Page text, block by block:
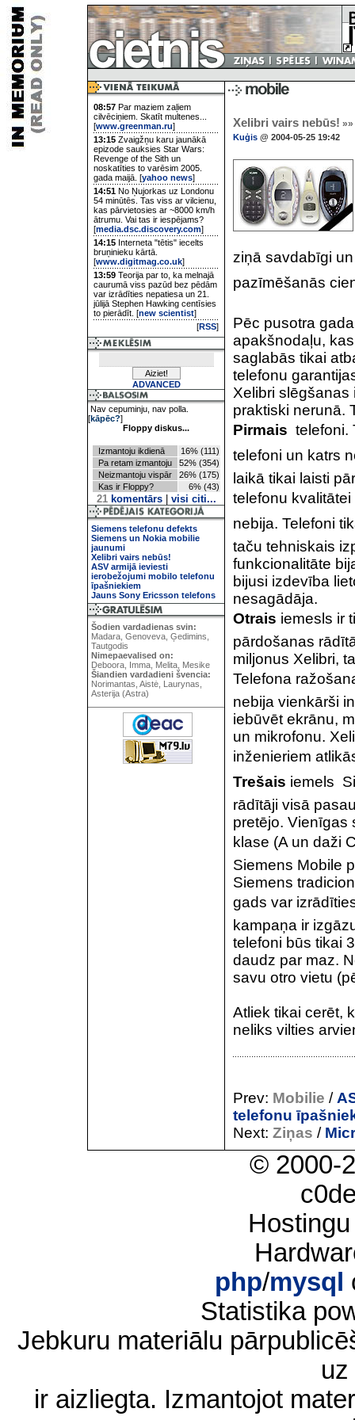
08:57 Par maziem zaļiem
cilvēciņiem. Skatīt multenes...
[www.greenman.ru]
13:15 Zvaigžņu karu jaunākā
epizode sauksies Star Wars:
Revenge of the Sith un
noskatīties to varēsim 2005.
gada maijā. [yahoo news]
14:51 No Ņujorkas uz Londonu
54 minūtēs. Tas viss ar vilcienu,
kas pārvietosies ar ~8000 km/h
ātrumu. Vai tas ir iespējams?
[media.dsc.discovery.com]
14:15 Interneta "tētis" iecelts
bruņinieku kārtā.
[www.digitmag.co.uk]
13:59 Teorija par to, ka melnajā
caurumā viss pazūd bez pēdām
var izrādīties nepatiesa un 21.
jūlijā Stephen Hawking centīsies
to pierādīt. [new scientist]
[RSS]
ADVANCED
Nav cepuminju, nav polla.
[kāpēc?]
Floppy diskus...
Izmantoju ikdienā
16% (111)
Pa retam izmantoju
52% (354)
Neizmantoju vispār
26% (175)
Kas ir Floppy?
6% (43)
21komentārs| visi citi...
Siemens telefonu defekts
Siemens un Nokia mobilie
jaunumi
Xelibri vairs nebūs!
ASV armijā ieviesti
ierobežojumi mobilo telefonu
īpašniekiem
Jauns Sony Ericsson telefons
Šodien vardadienas svin:
Madara, Genoveva, Ģedimins,
Tautgodis
Nimepaevalised on:
Deboora, Imma, Melita, Mesike
Šiandien vardadieni švencia:
Norimantas, Aistė, Laurynas,
Asterija (Astra)
Xelibri vairs nebūs! »»
Kuģis @ 2004-05-25 19:42
ziņā savdabīgi un
pazīmēšanās
Pēc pusotra
apakšnodaļu,
saglabās tikai
telefonu
Xelibri slēgšanas
praktiski nerunā.
Pirmais 
telefoni un katrs
laikā tikai laisti
telefonu kvalitātei
nebija. Telefoni
taču tehniskais
funkcionalitāte
bijusi izdevība
nesagādāja.
Otrais iemesls ir
pārdošanas
miljonus Xelibri,
Telefona
nebija vienkārši
iebūvēt ekrānu,
un mikrofonu.
inženieriem
Trešais iemels 
rādītāji visā
pretējo. Vienīgas
klase (A un daži
Siemens Mobile
Siemens
gads var
kampaņa ir
telefoni būs tikai
daudz par maz.
savu otro vietu
Atliek tikai cerēt,
neliks vilties
Prev: Mobilie /
telefonu
Next: Ziņas /
© 2000-
php/mysql
Statistika
Jebkuru materiālu
ir aizliegta. Izmantojot